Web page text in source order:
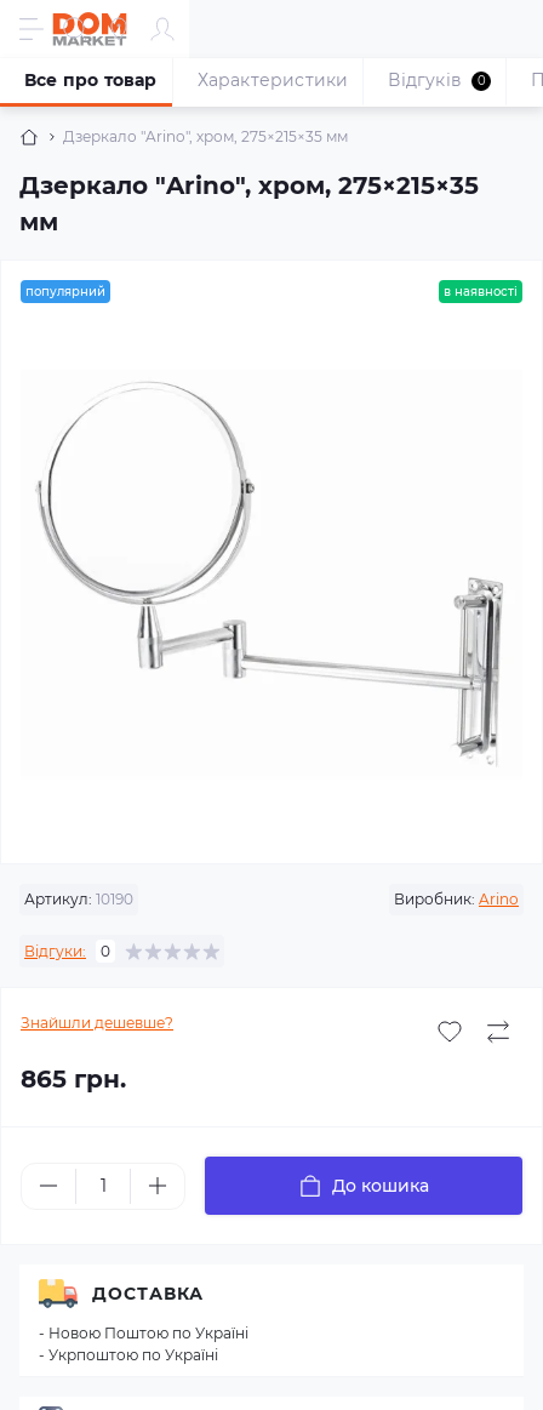
Дзеркало "Arino", хром, 275×215×35 мм
Дзеркало "Arino", хром, 275×215×35
мм
Все про товар Характеристики Відгуків 0
популярний в наявності
Артикул: 10190 Виробник: Arino
Відгуки: 0
Знайшли дешевше?
865 грн.
До кошика
ДОСТАВКА
- Новою Поштою по Україні
- Укрпоштою по Україні